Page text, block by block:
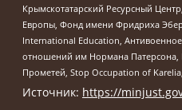
Крымскотатарский Ресурсный
Европы, Фонд имени Фридриха
International Education,
отношений им Нормана Патерсона,
Прометей, Stop Occupation of
Источник: https://